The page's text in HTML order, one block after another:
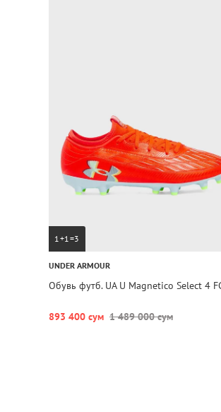
1+1=3
UNDER ARMOUR
Обувь футб. UA U Magnetico Select 4
893 400 сум 1 489 000 сум